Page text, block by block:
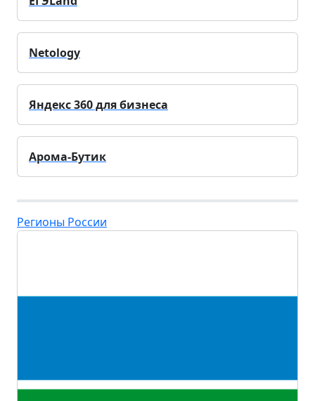
Netology
Яндекс 360 для бизнеса
Арома-Бутик
Регионы России